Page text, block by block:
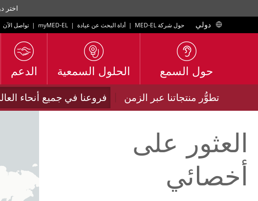
اختر
دولي حول شركة MED-EL | أداة البحث عن عيادة |
myMED‑EL
| تواصل الآن
حول السمع الحلول السمعية الدعم
تطوُّر منتجاتنا عبر الزمن | فروعنا في جميع أنحاء
العثور على
أخصائي